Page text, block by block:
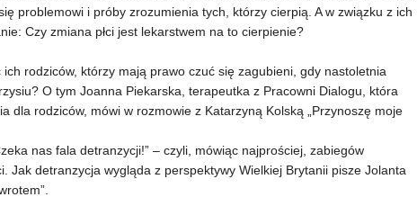
problemowi i próby zrozumienia tych, którzy cierpią. A w związku z ich
Czy zmiana płci jest lekarstwem na to cierpienie?
rodziców, którzy mają prawo czuć się zagubieni, gdy nastoletnia
O tym Joanna Piekarska, terapeutka z Pracowni Dialogu, która
dla rodziców, mówi w rozmowie z Katarzyną Kolską „Przynoszę moje
nas fala detranzycji!” – czyli, mówiąc najprościej, zabiegów
Jak detranzycja wygląda z perspektywy Wielkiej Brytanii pisze Jolanta